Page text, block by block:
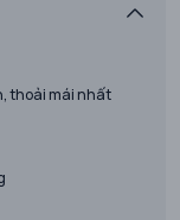
thoải mái nhất